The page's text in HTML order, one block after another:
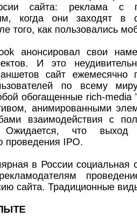
сайта: реклама с
когда они заходят в
того, как пользовались
анонсировал свои
И это
сайт ежемесячно
по всему
обогащенные rich-
анимированными
взаимодействия с
Ожидается, что
проведения IPO.
в России социальная
сайта. Традиционные